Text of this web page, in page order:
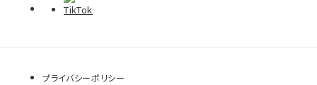
プライバシーポリシー